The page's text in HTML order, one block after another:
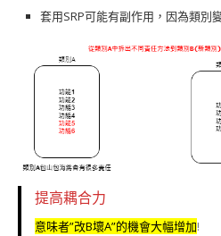
套用SRP可能有副作用，因為類別
提高耦合力
意味者”改B壞A”的機會大幅增加!